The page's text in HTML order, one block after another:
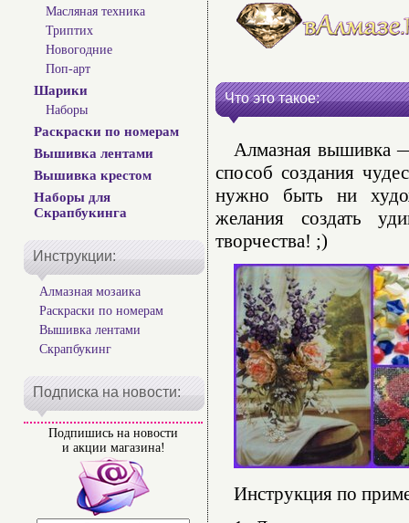
Масляная техника
Триптих
Новогодние
Поп-арт
Шарики
Наборы
Раскраски по номерам
Вышивка лентами
Вышивка крестом
Наборы для
Скрапбукинга
Инструкции:
Алмазная мозаика
Раскраски по номерам
Вышивка лентами
Скрапбукинг
Подписка на новости:
Подпишись на новости
и акции магазина!
Что это такое:
Алмазная вышивка —
способ создания
нужно быть ни
желания создать
творчества! ;)
Инструкция по